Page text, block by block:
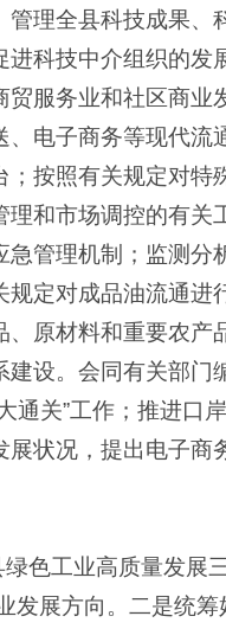
理全县科技成果、
科技中介组织的发
服务业和社区商业
电子商务等现代流
按照有关规定对特
和市场调控的有关
管理机制；监测分
定对成品油流通进
原材料和重要农产
设。会同有关部门
关”工作；推进口
状况，提出电子商
色工业高质量发展
发展方向。二是统筹